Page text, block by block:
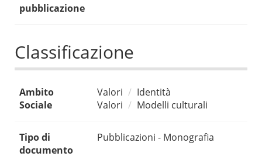
pubblicazione
Classificazione
Ambito
Sociale
Valori
Identità
Valori
Modelli culturali
Tipo di
documento
Pubblicazioni - Monografia